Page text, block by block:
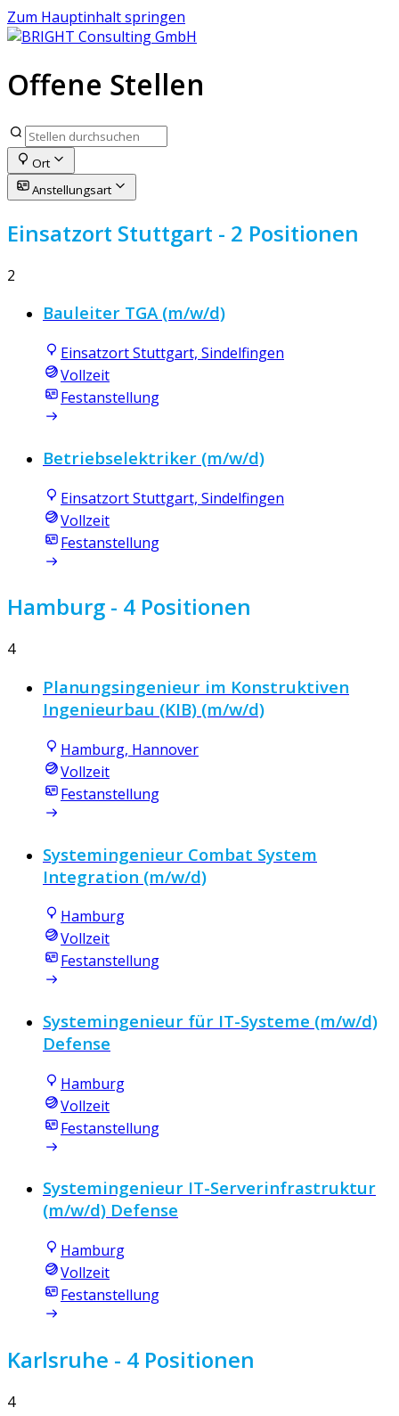
Zum Hauptinhalt springen
Offene Stellen
Ort
Anstellungsart
Einsatzort Stuttgart - 2 Positionen
2
Bauleiter TGA (m/w/d)
Einsatzort Stuttgart, Sindelfingen
Vollzeit
Festanstellung
Betriebselektriker (m/w/d)
Einsatzort Stuttgart, Sindelfingen
Vollzeit
Festanstellung
Hamburg - 4 Positionen
4
Planungsingenieur im Konstruktiven
Ingenieurbau (KIB) (m/w/d)
Hamburg, Hannover
Vollzeit
Festanstellung
Systemingenieur Combat System
Integration (m/w/d)
Hamburg
Vollzeit
Festanstellung
Systemingenieur für IT-Systeme (m/w/d)
Defense
Hamburg
Vollzeit
Festanstellung
Systemingenieur IT-Serverinfrastruktur
(m/w/d) Defense
Hamburg
Vollzeit
Festanstellung
Karlsruhe - 4 Positionen
4